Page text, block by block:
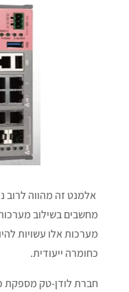
אלמנט זה מהווה
מחשבים בשילוב
מערכות אלו עשויות
כחומרה ייעודית.
חברת לודן-טק מספקת